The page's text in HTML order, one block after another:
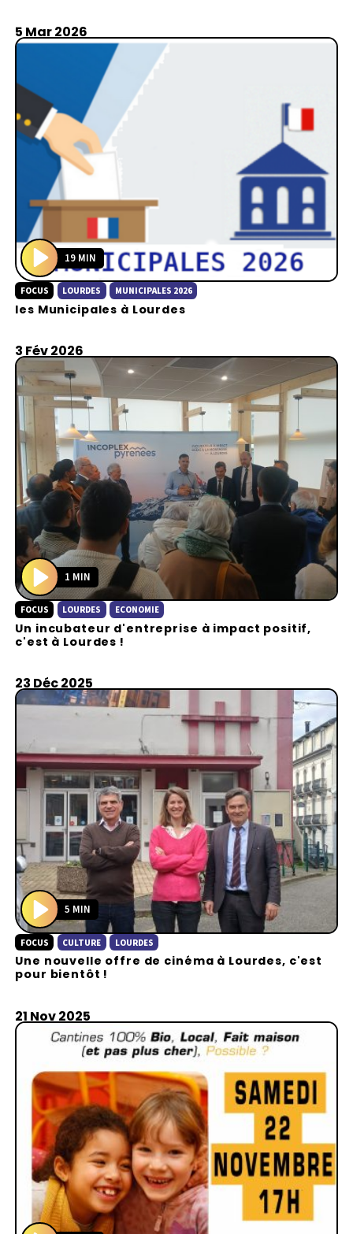
5 Mar 2026
P
l
a
19 MIN
FOCUS LOURDES MUNICIPALES 2026
les Municipales à Lourdes
3 Fév 2026
P
l
a
1 MIN
FOCUS LOURDES ECONOMIE
Un incubateur d'entreprise à impact positif,
c'est à Lourdes !
23 Déc 2025
P
l
a
5 MIN
FOCUS CULTURE LOURDES
Une nouvelle offre de cinéma à Lourdes, c'est
pour bientôt !
21 Nov 2025